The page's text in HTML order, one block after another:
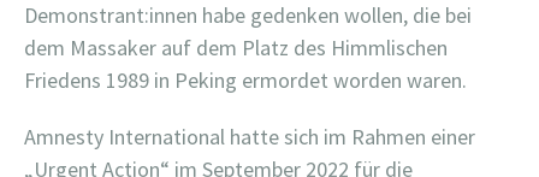
Demonstrant:innen habe gedenken wollen, die bei
dem Massaker auf dem Platz des Himmlischen
Friedens 1989 in Peking ermordet worden waren.
Amnesty International hatte sich im Rahmen einer
„Urgent Action“ im September 2022 für die